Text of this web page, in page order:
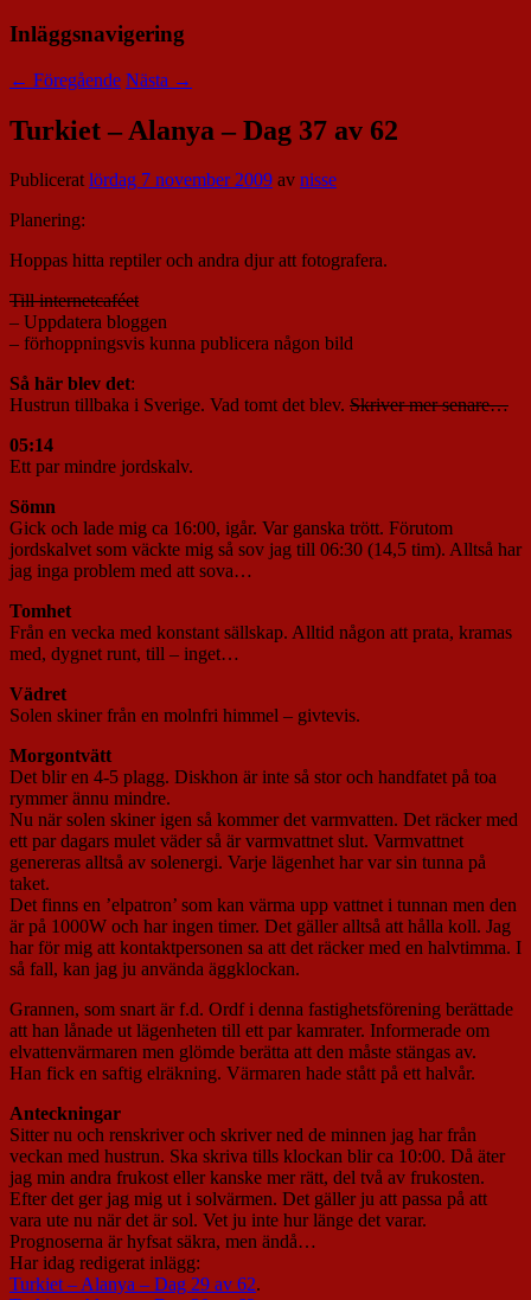
Inläggsnavigering
← Föregående Nästa →
Turkiet – Alanya – Dag 37 av 62
Publiceratlördag 7 november 2009 av nisse
Planering:
Hoppas hitta reptiler och andra djur att fotografera.
Till internetcaféet
– Uppdatera bloggen
– förhoppningsvis kunna publicera någon bild
Så här blev det:
Hustrun tillbaka i Sverige. Vad tomt det blev. Skriver mer senare…
05:14
Ett par mindre jordskalv.
Sömn
Gick och lade mig ca 16:00, igår. Var ganska trött. Förutom
jordskalvet som väckte mig så sov jag till 06:30 (14,5 tim). Alltså har
jag inga problem med att sova…
Tomhet
Från en vecka med konstant sällskap. Alltid någon att prata, kramas
med, dygnet runt, till – inget…
Vädret
Solen skiner från en molnfri himmel – givtevis.
Morgontvätt
Det blir en 4-5 plagg. Diskhon är inte så stor och handfatet på toa
rymmer ännu mindre.
Nu när solen skiner igen så kommer det varmvatten. Det räcker med
ett par dagars mulet väder så är varmvattnet slut. Varmvattnet
genereras alltså av solenergi. Varje lägenhet har var sin tunna på
taket.
Det finns en ’elpatron’ som kan värma upp vattnet i tunnan men den
är på 1000W och har ingen timer. Det gäller alltså att hålla koll. Jag
har för mig att kontaktpersonen sa att det räcker med en halvtimma. I
så fall, kan jag ju använda äggklockan.
Grannen, som snart är f.d. Ordf i denna fastighetsförening berättade
att han lånade ut lägenheten till ett par kamrater. Informerade om
elvattenvärmaren men glömde berätta att den måste stängas av.
Han fick en saftig elräkning. Värmaren hade stått på ett halvår.
Anteckningar
Sitter nu och renskriver och skriver ned de minnen jag har från
veckan med hustrun. Ska skriva tills klockan blir ca 10:00. Då äter
jag min andra frukost eller kanske mer rätt, del två av frukosten.
Efter det ger jag mig ut i solvärmen. Det gäller ju att passa på att
vara ute nu när det är sol. Vet ju inte hur länge det varar.
Prognoserna är hyfsat säkra, men ändå…
Har idag redigerat inlägg:
Turkiet – Alanya – Dag 29 av 62.